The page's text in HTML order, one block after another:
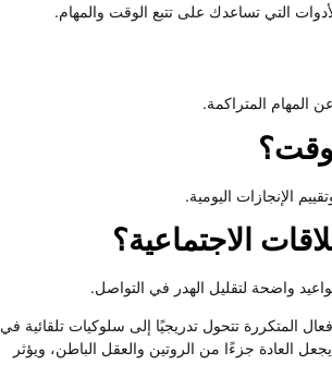
التي تساعدك على تتبع الوقت والمهام.
المهام المتراكمة.
الإنجازات اليومية.
الاجتماعية؟
واضحة لتقليل الهدر في التواصل.
المتكررة تتحول تدريجيًا إلى سلوكيات تلقائية في
العادة جزءًا من الروتين والعقل الباطن، ويؤثر